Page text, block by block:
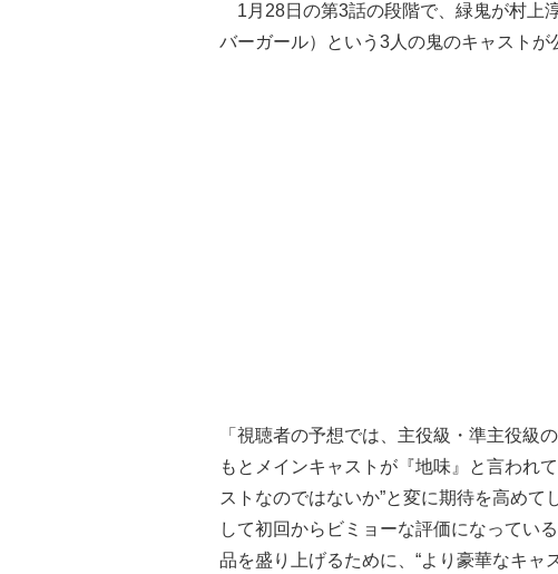
1月28日の第3話の段階で、緑鬼が村上
バーガール）という3人の鬼のキャストが
「視聴者の予想では、主役級・準主役級
もとメインキャストが『地味』と言われ
ストなのではないか”と変に期待を高め
して初回からビミョーな評価になってい
品を盛り上げるために、“より豪華なキャ